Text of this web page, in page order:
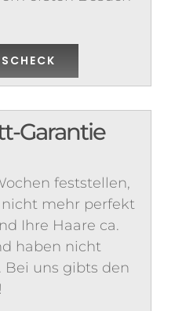
Garantie
feststellen,
mehr perfekt
Ihre Haare ca.
haben nicht
Bei uns gibts den